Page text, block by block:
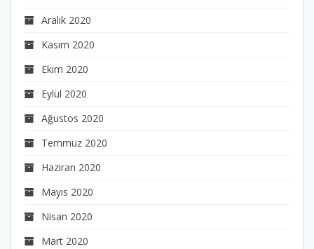
Aralık 2020
Kasım 2020
Ekim 2020
Eylül 2020
Ağustos 2020
Temmuz 2020
Haziran 2020
Mayıs 2020
Nisan 2020
Mart 2020